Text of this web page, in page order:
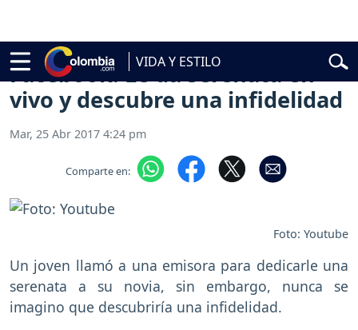
VIDA Y ESTILO
Abelardo de la Espriella
Facebook: Le da serenata en
vivo y descubre una infidelidad
Mar, 25 Abr 2017 4:24 pm
Comparte en:
Foto: Youtube
Un joven llamó a una emisora para dedicarle una
serenata a su novia, sin embargo, nunca se
imagino que descubriría una infidelidad.